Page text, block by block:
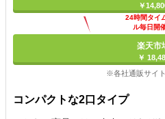
￥
24時間タイ
ル毎日開
楽天市
￥
※各社通販サイ
コンパクトな2口タイプ